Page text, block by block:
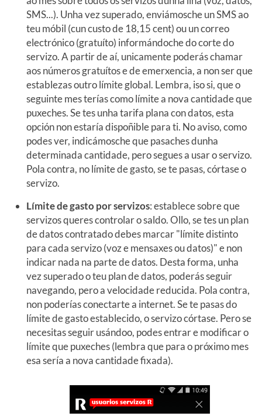
SMS...). Unha vez superado, enviámosche un SMS ao
teu móbil (cun custo de 18,15 cent) ou un correo
electrónico (gratuíto) informándoche do corte do
servizo. A partir de aí, unicamente poderás chamar
aos números gratuítos e de emerxencia, a non ser que
establezas outro límite global. Lembra, iso si, que o
seguinte mes terías como límite a nova cantidade que
puxeches. Se tes unha tarifa plana con datos, esta
opción non estaría dispoñible para ti. No aviso, como
podes ver, indicámosche que pasaches dunha
determinada cantidade, pero segues a usar o servizo.
Pola contra, no límite de gasto, se te pasas, córtase o
servizo.
Límite de gasto por servizos: establece sobre que
servizos queres controlar o saldo. Ollo, se tes un plan
de datos contratado debes marcar "límite distinto
para cada servizo (voz e mensaxes ou datos)" e non
indicar nada na parte de datos. Desta forma, unha
vez superado o teu plan de datos, poderás seguir
navegando, pero a velocidade reducida. Pola contra,
non poderías conectarte a internet. Se te pasas do
límite de gasto establecido, o servizo córtase. Pero se
necesitas seguir usándoo, podes entrar e modificar o
límite que puxeches (lembra que para o próximo mes
esa sería a nova cantidade fixada).